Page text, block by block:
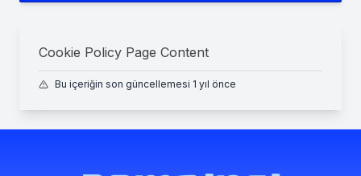
Cookie Policy Page Content
Bu içeriğin son güncellemesi 1 yıl önce